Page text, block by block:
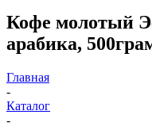
Кофе молотый
арабика,
Главная
-
Каталог
-